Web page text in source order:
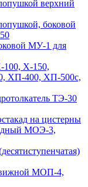
верхний
боковой
МУ-1 для
Х-150,
ХП-400, ХП-500с,
ТЭ-30
на цистерны
МОЭ-3,
МОП-4,